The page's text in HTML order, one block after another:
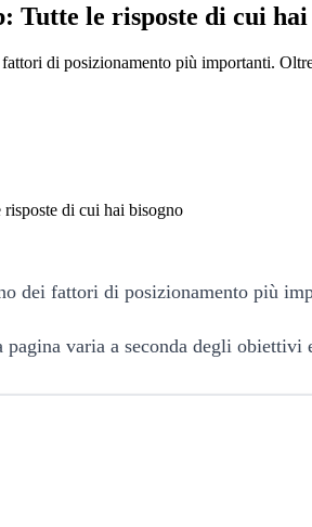
Tutte le risposte di cui hai
di posizionamento più importanti.
dei fattori di posizionamento più
varia a seconda degli